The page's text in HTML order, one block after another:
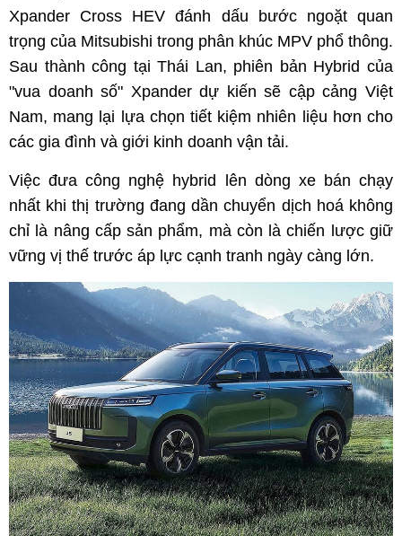
Xpander Cross HEV đánh dấu bước ngoặt quan
trọng của Mitsubishi trong phân khúc MPV phổ thông.
Sau thành công tại Thái Lan, phiên bản Hybrid của
"vua doanh số" Xpander dự kiến sẽ cập cảng Việt
Nam, mang lại lựa chọn tiết kiệm nhiên liệu hơn cho
các gia đình và giới kinh doanh vận tải.
Việc đưa công nghệ hybrid lên dòng xe bán chạy
nhất khi thị trường đang dần chuyển dịch hoá không
chỉ là nâng cấp sản phẩm, mà còn là chiến lược giữ
vững vị thế trước áp lực cạnh tranh ngày càng lớn.